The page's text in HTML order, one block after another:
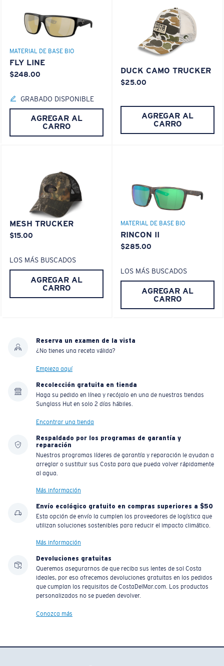
MATERIAL DE BASE BIO
FLY LINE
$248.00
GRABADO DISPONIBLE
AGREGAR AL
CARRO
DUCK CAMO TRUCKER
$25.00
AGREGAR AL
CARRO
MESH TRUCKER
$15.00
LOS MÁS BUSCADOS
AGREGAR AL
CARRO
MATERIAL DE BASE BIO
RINCON II
$285.00
LOS MÁS BUSCADOS
AGREGAR AL
CARRO
Reserva un examen de la vista
¿No tienes una receta válida?
Empieza aquí
Recolección gratuita en tienda
Haga su pedido en línea y recójalo en una de nuestras tiendas
Sunglass Hut en solo 2 días hábiles.
Encontrar una tienda
Respaldado por los programas de garantía y
reparación
Nuestros programas líderes de garantía y reparación le ayudan a
arreglar o sustituir sus Costa para que pueda volver rápidamente
al agua.
Más información
Envío ecológico gratuito en compras superiores a $50
Esta opción de envío la cumplen los proveedores de logística que
utilizan soluciones sostenibles para reducir el impacto climático.
Más información
Devoluciones gratuitas
Queremos asegurarnos de que reciba sus lentes de sol Costa
ideales, por eso ofrecemos devoluciones gratuitas en los pedidos
que cumplan los requisitos de CostaDelMar.com. Los productos
personalizados no se pueden devolver.
Conozca más